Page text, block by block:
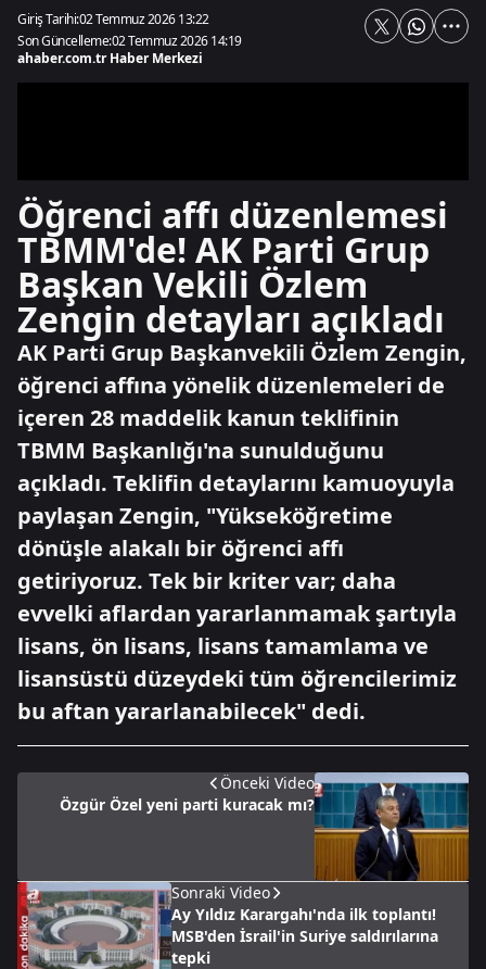
Giriş Tarihi:02 Temmuz 2026 13:22
Son Güncelleme:02 Temmuz 2026 14:19
ahaber.com.tr Haber Merkezi
Öğrenci affı düzenlemesi
TBMM'de! AK Parti Grup
Başkan Vekili Özlem
Zengin detayları açıkladı
AK Parti Grup Başkanvekili Özlem Zengin,
öğrenci affına yönelik düzenlemeleri de
içeren 28 maddelik kanun teklifinin
TBMM Başkanlığı'na sunulduğunu
açıkladı. Teklifin detaylarını kamuoyuyla
paylaşan Zengin, "Yükseköğretime
dönüşle alakalı bir öğrenci affı
getiriyoruz. Tek bir kriter var; daha
evvelki aflardan yararlanmamak şartıyla
lisans, ön lisans, lisans tamamlama ve
lisansüstü düzeydeki tüm öğrencilerimiz
bu aftan yararlanabilecek" dedi.
Önceki Video
Özgür Özel yeni parti kuracak mı?
Sonraki Video
Ay Yıldız Karargahı'nda ilk toplantı!
MSB'den İsrail'in Suriye saldırılarına
tepki